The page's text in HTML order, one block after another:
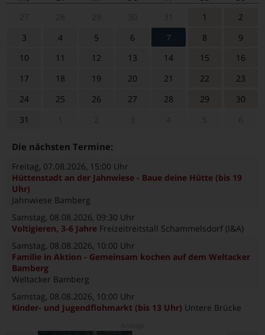
1
2
3
4 5 6 7 8
9
10
11 12 13 14 15
16
17
18 19 20 21 22
23
24
25 26 27 28 29
30
31
Die nächsten Termine:
Freitag, 07.08.2026, 15:00 Uhr
Hüttenstadt an der Jahnwiese - Baue deine Hütte (bis 19
Uhr)
Jahnwiese Bamberg
Samstag, 08.08.2026, 09:30 Uhr
Voltigieren, 3-6 Jahre Freizeitreitstall Schammelsdorf (I&A)
Samstag, 08.08.2026, 10:00 Uhr
Familie in Aktion - Gemeinsam kochen auf dem Weltacker
Bamberg
Weltacker Bamberg
Samstag, 08.08.2026, 10:00 Uhr
Kinder- und Jugendflohmarkt (bis 13 Uhr) Untere Brücke